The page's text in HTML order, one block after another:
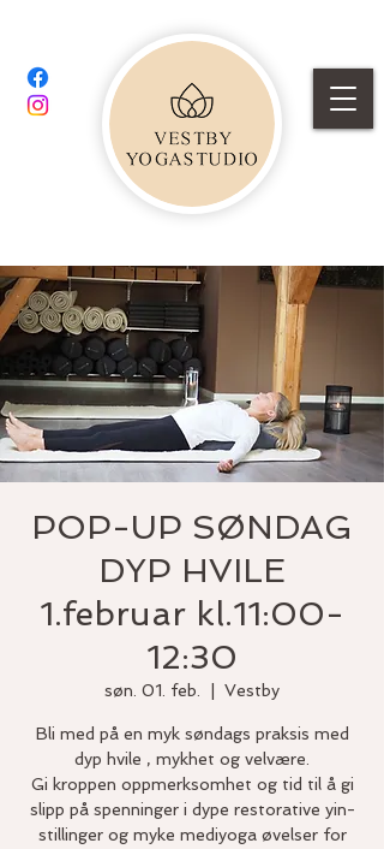
POP-UP SØNDAG
DYP HVILE
1.februar kl.11:00-
12:30
søn. 01. feb. Vestby
Bli med på en myk søndags praksis med
dyp hvile , mykhet og velvære.
Gi kroppen oppmerksomhet og tid til å gi
slipp på spenninger i dype restorative yin-
stillinger og myke mediyoga øvelser for